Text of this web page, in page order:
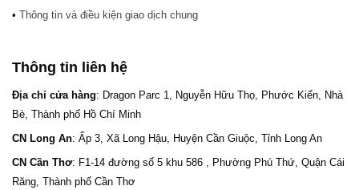
• Thông tin và điều kiện giao dịch chung
Thông tin liên hệ
Địa chỉ cửa hàng: Dragon Parc 1, Nguyễn Hữu Thọ, Phước Kiển, Nhà
Bè, Thành phố Hồ Chí Minh
CN Long An: Ấp 3, Xã Long Hậu, Huyện Cần Giuộc, Tỉnh Long An
CN Cần Thơ: F1-14 đường số 5 khu 586 , Phường Phú Thứ, Quận Cái
Răng, Thành phố Cần Thơ